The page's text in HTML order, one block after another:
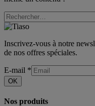
Inscrivez-vous à notre
de nos offres spéciales.
E-mail *
OK
Nos produits